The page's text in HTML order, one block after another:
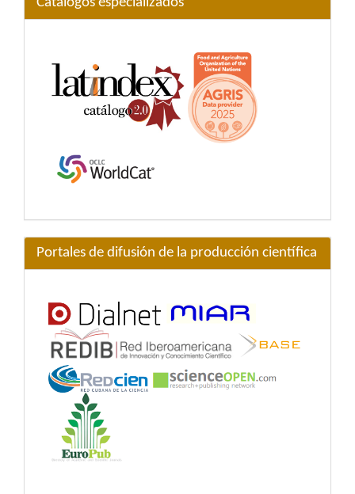
Portales de difusión de la producción científica